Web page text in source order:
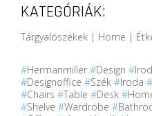
KATEGÓRIÁK:
Tárgyalószékek | Home |
#Hermanmiller #Design #
#Designoffice #Szék #Iroda #
#Chairs #Table #Desk #
#Shelve #Wardrobe #